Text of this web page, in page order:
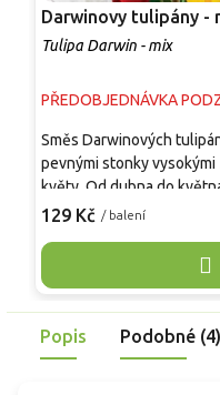
Darwinovy tulipány -
Tulipa Darwin - mix
PŘEDOBJEDNÁVKA
129 Kč / balení
Směs Darwinových
pevnými stonky
květy. Od dubna do
červených, růžových i
jarnímu větru a dešti, mají
vhodné k řezu. Směs
Popis Podobné (4)